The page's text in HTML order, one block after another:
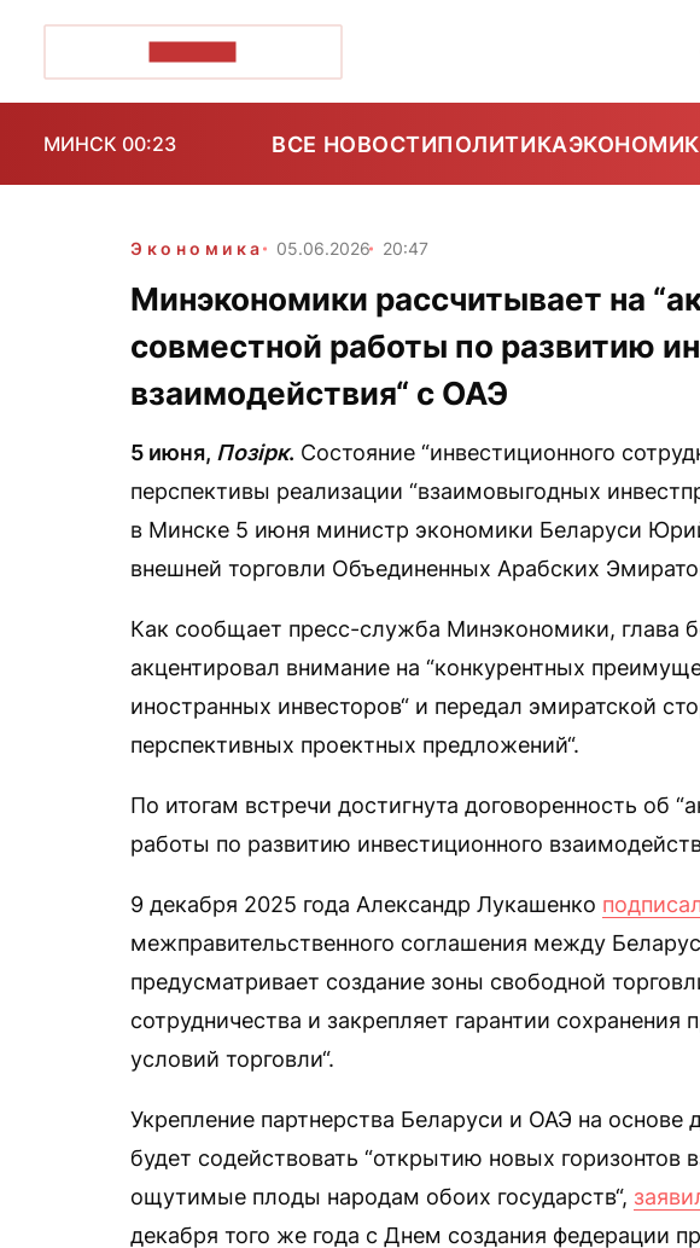
МИНСК 00:23 ВСЕ НОВОСТИПОЛИТИКА
Экономика 05.06.2026 20:47
Минэкономики рассчитывает на
совместной работы по развитию
взаимодействия“ с ОАЭ
5 июня, Позірк. Состояние “инвестиционного
перспективы реализации “взаимовыгодных
в Минске 5 июня министр экономики Беларуси
внешней торговли Объединенных Арабских
Как сообщает пресс-служба Минэкономики, глава
акцентировал внимание на “конкурентных
иностранных инвесторов“ и передал эмиратской
перспективных проектных предложений“.
По итогам встречи достигнута договоренность об
работы по развитию инвестиционного
9 декабря 2025 года Александр Лукашенко
межправительственного соглашения между
предусматривает создание зоны свободной
сотрудничества и закрепляет гарантии сохранения
условий торговли“.
Укрепление партнерства Беларуси и ОАЭ на
будет содействовать “открытию новых горизонтов
ощутимые плоды народам обоих государств“,
декабря того же года с Днем создания федерации